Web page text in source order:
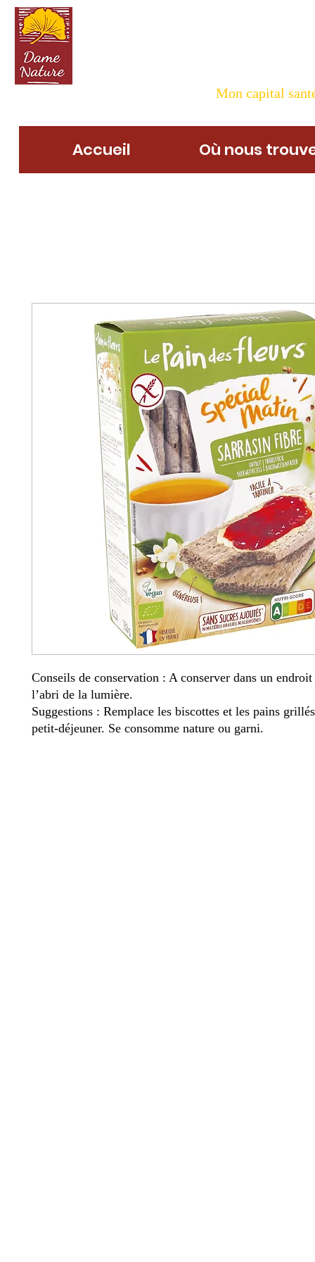
Mon capital
Accueil Où nous
Conseils de conservation : A conserver dans un
l’abri de la lumière.
Suggestions : Remplace les biscottes et les pains
petit-déjeuner. Se consomme nature ou garni.